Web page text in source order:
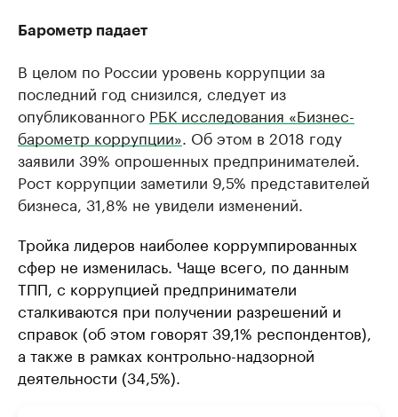
Барометр падает
В целом по России уровень коррупции за
последний год снизился, следует из
опубликованного РБК исследования «Бизнес-
барометр коррупции» . Об этом в 2018 году
заявили 39% опрошенных предпринимателей.
Рост коррупции заметили 9,5% представителей
бизнеса, 31,8% не увидели изменений.
​Тройка лидеров наиболее коррумпированных
сфер не изменилась. Чаще всего, по данным
ТПП, с коррупцией предприниматели
сталкиваются при получении разрешений и
справок (об этом говорят 39,1% респондентов),
а также в рамках контрольно-надзорной
деятельности (34,5%).